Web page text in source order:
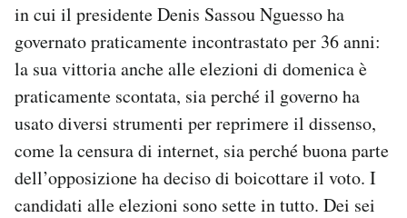
in cui il presidente Denis Sassou Nguesso ha
governato praticamente incontrastato per 36 anni:
la sua vittoria anche alle elezioni di domenica è
praticamente scontata, sia perché il governo ha
usato diversi strumenti per reprimere il dissenso,
come la censura di internet, sia perché buona parte
dell’opposizione ha deciso di boicottare il voto. I
candidati alle elezioni sono sette in tutto. Dei sei